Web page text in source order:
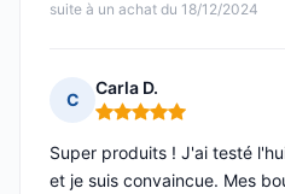
suite à un achat du 18/12/2024
C
Carla D.
Note : 5 sur 5
Super produits ! J'ai testé
et je suis convaincue. Mes